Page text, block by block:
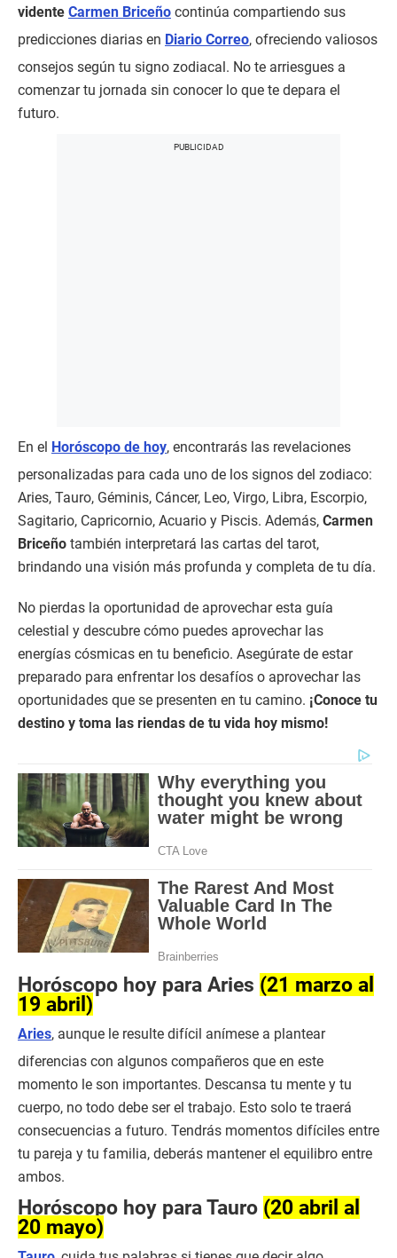
vidente Carmen Briceño continúa compartiendo sus
predicciones diarias en Diario Correo, ofreciendo valiosos
consejos según tu signo zodiacal. No te arriesgues a
comenzar tu jornada sin conocer lo que te depara el
futuro.
En el Horóscopo de hoy, encontrarás las revelaciones
personalizadas para cada uno de los signos del zodiaco:
Aries, Tauro, Géminis, Cáncer, Leo, Virgo, Libra, Escorpio,
Sagitario, Capricornio, Acuario y Piscis. Además, Carmen
Briceño también interpretará las cartas del tarot,
brindando una visión más profunda y completa de tu día.
No pierdas la oportunidad de aprovechar esta guía
celestial y descubre cómo puedes aprovechar las
energías cósmicas en tu beneficio. Asegúrate de estar
preparado para enfrentar los desafíos o aprovechar las
oportunidades que se presenten en tu camino. ¡Conoce tu
destino y toma las riendas de tu vida hoy mismo!
Horóscopo hoy para Aries (21 marzo al
19 abril)
Aries, aunque le resulte difícil anímese a plantear
diferencias con algunos compañeros que en este
momento le son importantes. Descansa tu mente y tu
cuerpo, no todo debe ser el trabajo. Esto solo te traerá
consecuencias a futuro. Tendrás momentos difíciles entre
tu pareja y tu familia, deberás mantener el equilibro entre
ambos.
Horóscopo hoy para Tauro (20 abril al
20 mayo)